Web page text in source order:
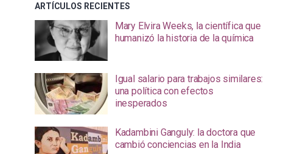
ARTÍCULOS RECIENTES
Mary Elvira Weeks, la científica que
humanizó la historia de la química
Igual salario para trabajos similares:
una política con efectos
inesperados
Kadambini Ganguly: la doctora que
cambió conciencias en la India